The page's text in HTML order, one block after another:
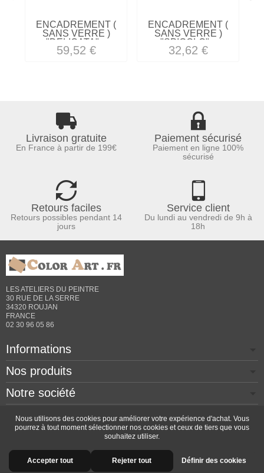
ENCADREMENT (
SANS VERRE )
"DELICATA"...
59,52 €
ENCADREMENT (
SANS VERRE )
"SPIGOLO"...
32,62 €
Livraison gratuite
En France à partir de 199€
Paiement sécurisé
Paiement en ligne 100%
sécurisé
Retours faciles
Retours possibles pendant 14
jours
Service client
Du lundi au vendredi de 9h à
18h
LES ATELIERS DU PEINTRE
30 RUE DE LA SERRE
34320 ROUJAN
FRANCE
02 30 96 05 86
Informations
Nos produits
Notre société
Contactez-nous
Copyright © 2026 - Design by Prestacrea
- Ecommerce
software byPrestaShop™
Nous utilisons des cookies pour améliorer votre expérience d'achat. Vous
pourrez à tout moment sélectionner nos cookies et ceux de tiers que vous
souhaitez utiliser.
Accepter tout Rejeter tout Définir des cookies